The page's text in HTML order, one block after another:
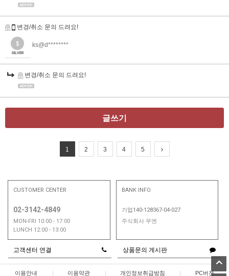
변경/취소 문의 드려요!
ks@d********
변경/취소 문의 드려요!
글쓰기
1 2 3 4 5
CUSTOMER CENTER
02-3142-4849
MON-FRI 10:00 - 17:00
LUNCH 12:00 - 13:00
BANK INFO
기업140-128367-04-027
주식회사 무엔
고객센터 연결 상품문의 게시판
이용안내 | 이용약관 | 개인정보취급방침 | PC버젼